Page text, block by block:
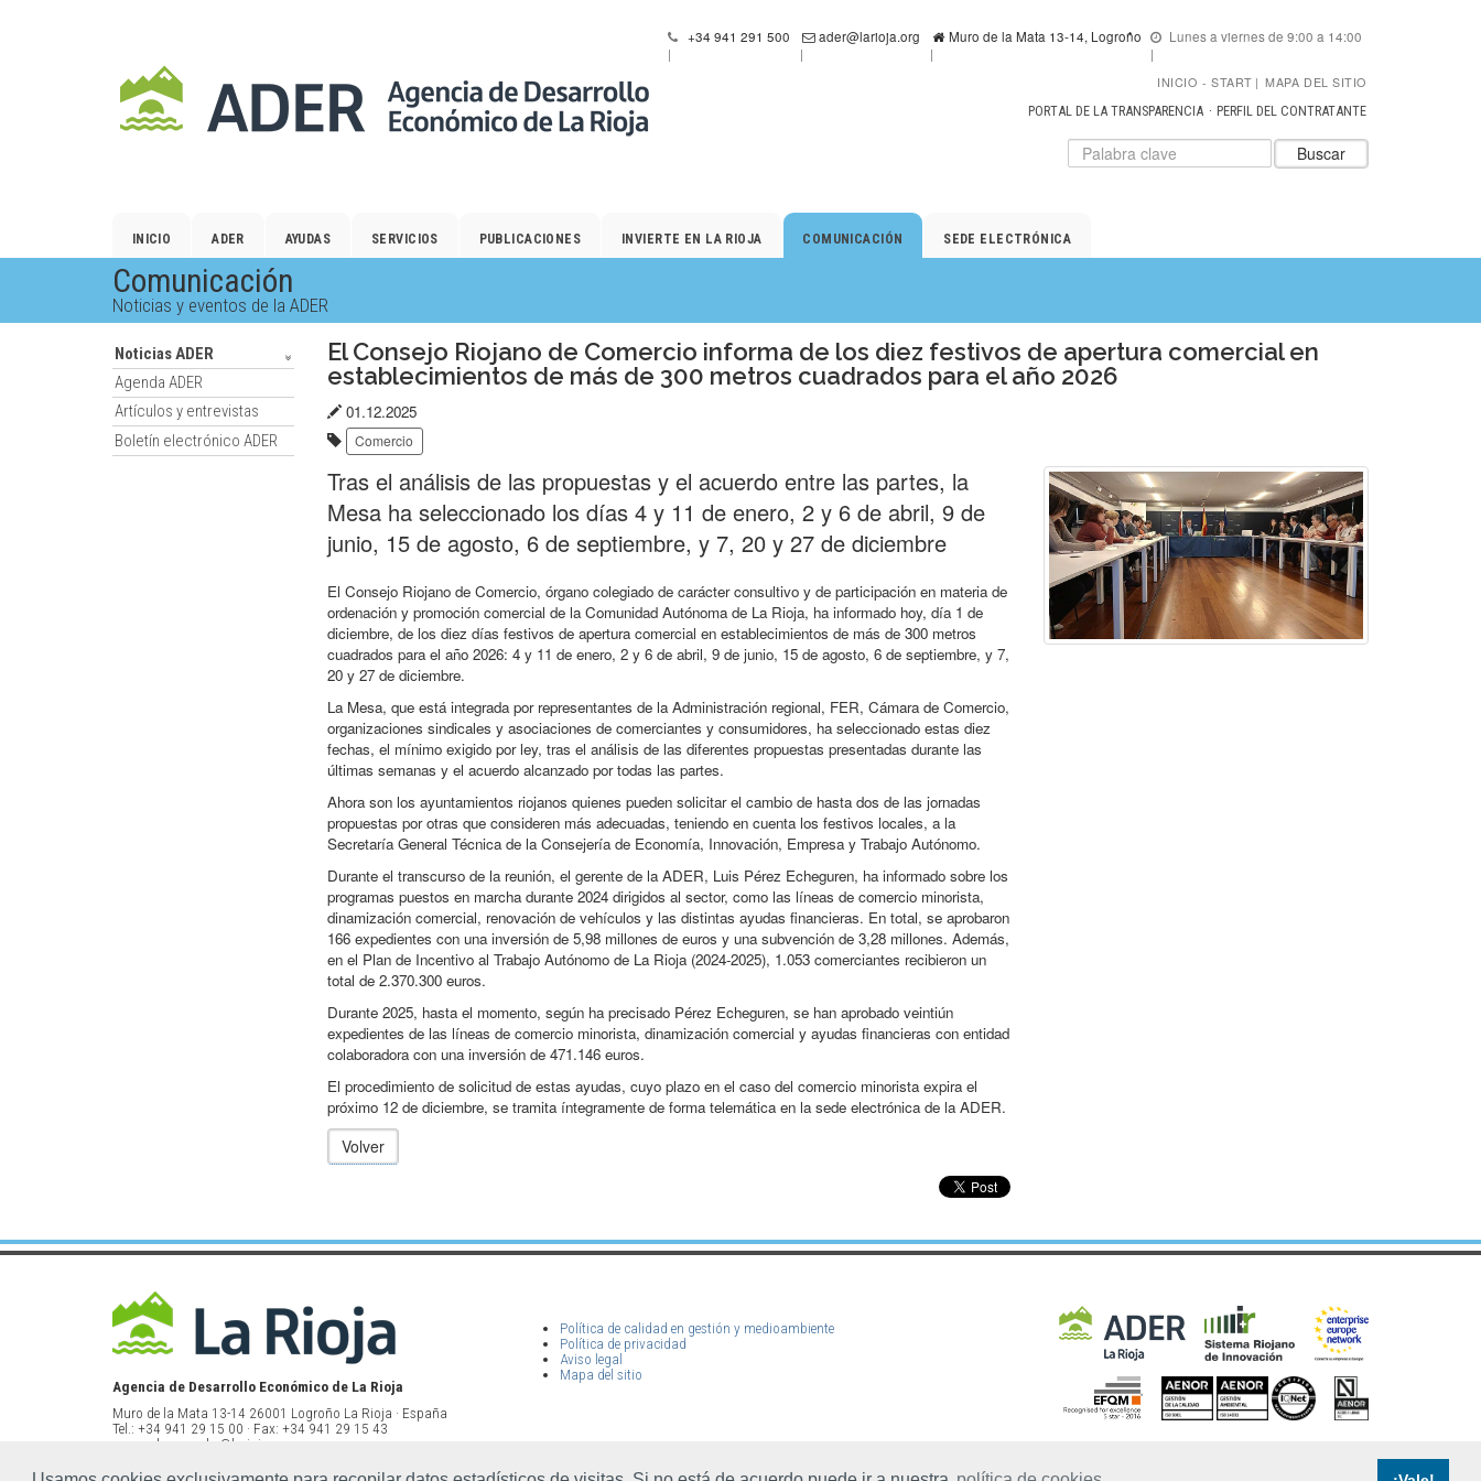
contenido
principal.
+34 941 291 500 ader@larioja.org Muro de la Mata 13-14, Logroño Lunes a viernes de 9:00 a 14:00
INICIO START | MAPA DEL SITIO
PORTAL DE LA TRANSPARENCIA
PERFIL DEL CONTRATANTE
Datos
para
de
Introduzca
el
buscar
Buscar
INICIO ADER AYUDAS SERVICIOS PUBLICACIONES INVIERTE EN LA RIOJA COMUNICACIÓN SEDE ELECTRÓNICA
Comunicación
Noticias y eventos de la ADER
Noticias ADER
Agenda ADER
Artículos y entrevistas
Boletín electrónico ADER
El Consejo Riojano de Comercio informa de los diez festivos de apertura comercial en
establecimientos de más de 300 metros cuadrados para el año 2026
Fecha
de
01.12.2025
Etiquetas:
Comercio
Tras el análisis de las propuestas y el acuerdo entre las partes, la
Mesa ha seleccionado los días 4 y 11 de enero, 2 y 6 de abril, 9 de
junio, 15 de agosto, 6 de septiembre, y 7, 20 y 27 de diciembre
El Consejo Riojano de Comercio, órgano colegiado de carácter consultivo y de participación en materia de
ordenación y promoción comercial de la Comunidad Autónoma de La Rioja, ha informado hoy, día 1 de
diciembre, de los diez días festivos de apertura comercial en establecimientos de más de 300 metros
cuadrados para el año 2026: 4 y 11 de enero, 2 y 6 de abril, 9 de junio, 15 de agosto, 6 de septiembre, y 7,
20 y 27 de diciembre.
La Mesa, que está integrada por representantes de la Administración regional, FER, Cámara de Comercio,
organizaciones sindicales y asociaciones de comerciantes y consumidores, ha seleccionado estas diez
fechas, el mínimo exigido por ley, tras el análisis de las diferentes propuestas presentadas durante las
últimas semanas y el acuerdo alcanzado por todas las partes.
Ahora son los ayuntamientos riojanos quienes pueden solicitar el cambio de hasta dos de las jornadas
propuestas por otras que consideren más adecuadas, teniendo en cuenta los festivos locales, a la
Secretaría General Técnica de la Consejería de Economía, Innovación, Empresa y Trabajo Autónomo.
Durante el transcurso de la reunión, el gerente de la ADER, Luis Pérez Echeguren, ha informado sobre los
programas puestos en marcha durante 2024 dirigidos al sector, como las líneas de comercio minorista,
dinamización comercial, renovación de vehículos y las distintas ayudas financieras. En total, se aprobaron
166 expedientes con una inversión de 5,98 millones de euros y una subvención de 3,28 millones. Además,
en el Plan de Incentivo al Trabajo Autónomo de La Rioja (2024-2025), 1.053 comerciantes recibieron un
total de 2.370.300 euros.
Durante 2025, hasta el momento, según ha precisado Pérez Echeguren, se han aprobado veintiún
expedientes de las líneas de comercio minorista, dinamización comercial y ayudas financieras con entidad
colaboradora con una inversión de 471.146 euros.
El procedimiento de solicitud de estas ayudas, cuyo plazo en el caso del comercio minorista expira el
próximo 12 de diciembre, se tramita íntegramente de forma telemática en la sede electrónica de la ADER.
Volver
Agencia de Desarrollo Económico de La Rioja
Muro de la Mata 13-14 26001 Logroño La Rioja · España
Tel.: +34 941 29 15 00 · Fax: +34 941 29 15 43
www.ader.es · ader@larioja.org
Política de calidad en gestión y medioambiente
Política de privacidad
Aviso legal
Mapa del sitio